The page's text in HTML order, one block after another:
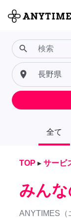
全て
search
place
TOP ▸ サービ
みん
ANYTIMES（